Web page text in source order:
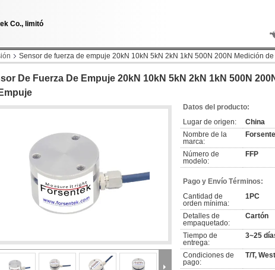
Co., limitó
Sensor de fuerza de empuje 20kN 10kN 5kN 2kN 1kN 500N 200N Medición
De Fuerza De Empuje 20kN 10kN 5kN 2kN 1kN 500N
Datos del producto:
Lugar de origen:
China
Nombre de la
marca:
Número de
modelo:
FFP
Pago y Envío Términos:
Cantidad de
orden mínima:
1PC
Detalles de
empaquetado:
Cartón
Tiempo de
entrega:
3~25
Condiciones de
pago:
T/T,